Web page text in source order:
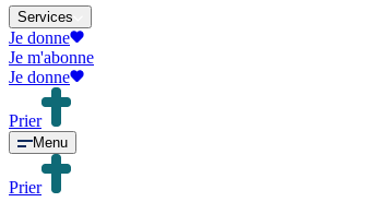
Services
Je donne
Je m'abonne
Je donne
Prier
Menu
Prier